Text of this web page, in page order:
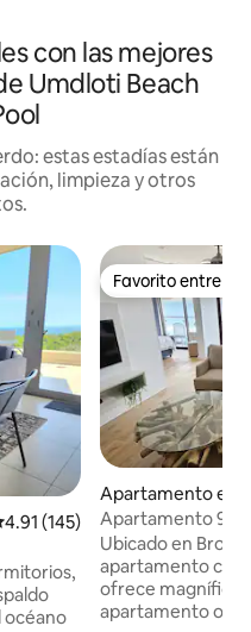
con las mejores
Umdloti Beach
estas estadías están
limpieza y otros
promedio: 4.91 de
4.91 (145)
océano
Favorito entre
Favorito entre
Apartamento en
Apartamento 902
View, Umhlanga
Ubicado en
apartamento con
ofrece magníficas
apartamento